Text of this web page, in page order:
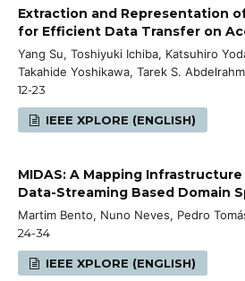
Extraction and Representation
for Efficient Data Transfer on
Yang Su, Toshiyuki Ichiba, Katsuhiro
Takahide Yoshikawa, Tarek S.
12-23
IEEE XPLORE (ENGLISH)
MIDAS: A Mapping
Data-Streaming Based Domain
Martim Bento, Nuno Neves, Pedro
24-34
IEEE XPLORE (ENGLISH)